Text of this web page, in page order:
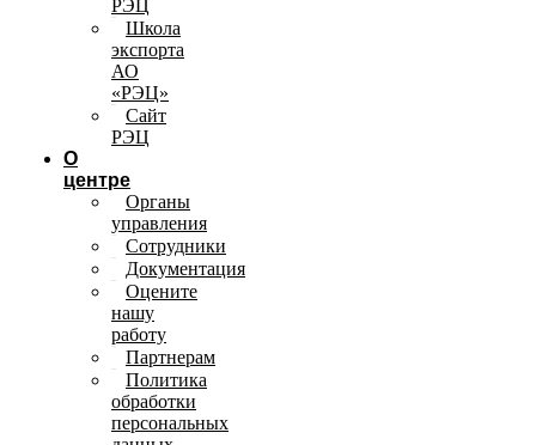
РЭЦ
Школа
экспорта
АО
«РЭЦ»
Сайт
РЭЦ
О
центре
Органы
управления
Сотрудники
Документация
Оцените
нашу
работу
Партнерам
Политика
обработки
персональных